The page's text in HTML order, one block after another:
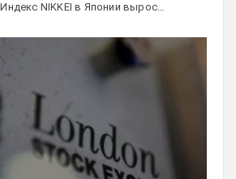
NIKKEI в Японии вырос…